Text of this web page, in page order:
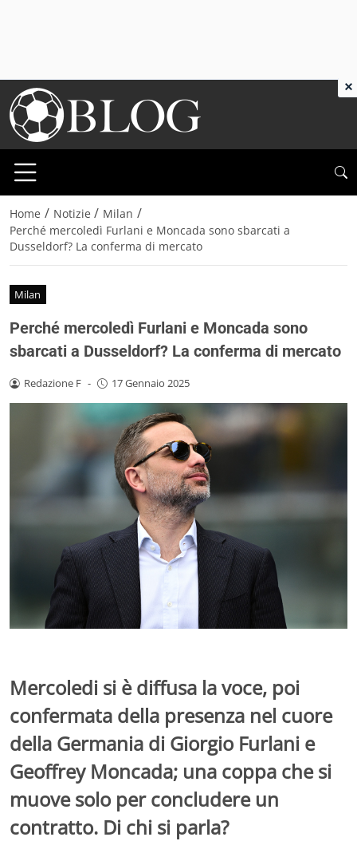
Home / Notizie / Milan /
Perché mercoledì Furlani e Moncada sono sbarcati a
Dusseldorf? La conferma di mercato
Milan
Perché mercoledì Furlani e Moncada sono
sbarcati a Dusseldorf? La conferma di mercato
Redazione F - 17 Gennaio 2025
Mercoledi si è diffusa la voce, poi
confermata della presenza nel cuore
della Germania di Giorgio Furlani e
Geoffrey Moncada; una coppa che si
muove solo per concludere un
contratto. Di chi si parla?
×